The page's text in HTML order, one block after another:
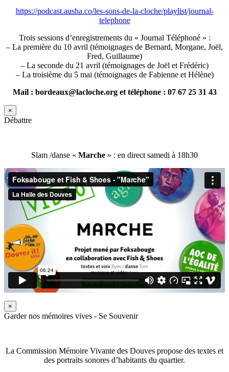
https://podcast.ausha.co/les-sons-de-la-cloche/playlist/journal-
telephone
Trois sessions d’enregistrements du « Journal Téléphoné » :
– La première du 10 avril (témoignages de Bernard, Morgane, Joël,
Fred, Guillaume)
– La seconde du 21 avril (témoignages de Joël et Frédéric)
– La troisième du 5 mai (témoignages de Fabienne et Hélène)
Mail : bordeaux@lacloche.org et téléphone : 07 67 25 31 43
×
Débattre
Slam /danse « Marche » : en direct samedi à 18h30
×
Garder nos mémoires vives - Se Souvenir
La Commission Mémoire Vivante des Douves propose des textes et
des portraits sonores d’habitants du quartier.